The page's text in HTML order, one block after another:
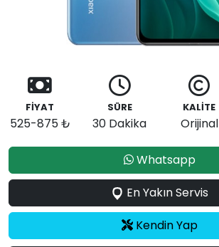
FİYAT
525-875 ₺
SÜRE
30 Dakika
KALİTE
Orijinal
Whatsapp
En Yakın Servis
Kendin Yap